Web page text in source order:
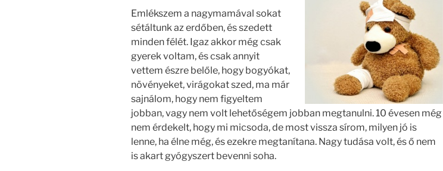
Emlékszem a nagymamával sokat
sétáltunk az erdőben, és szedett
minden félét. Igaz akkor még csak
gyerek voltam, és csak annyit
vettem észre belőle, hogy bogyókat,
növényeket, virágokat szed, ma már
sajnálom, hogy nem figyeltem
jobban, vagy nem volt lehetőségem jobban megtanulni. 10 évesen még
nem érdekelt, hogy mi micsoda, de most vissza sírom, milyen jó is
lenne, ha élne még, és ezekre megtanítana. Nagy tudása volt, és ő nem
is akart gyógyszert bevenni soha.